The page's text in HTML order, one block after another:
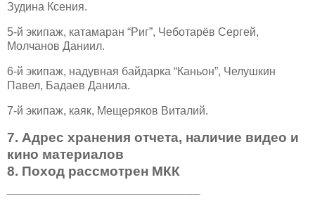
Зудина Ксения.
5-й экипаж, катамаран “Риг”, Чеботарёв Сергей,
Молчанов Даниил.
6-й экипаж, надувная байдарка “Каньон”, Челушкин
Павел, Бадаев Данила.
7-й экипаж, каяк, Мещеряков Виталий.
7. Адрес хранения отчета, наличие видео и
кино материалов
8. Поход рассмотрен МКК